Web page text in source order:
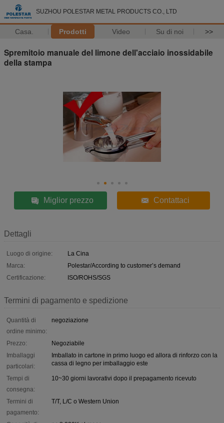
SUZHOU POLESTAR METAL PRODUCTS CO., LTD
Casa. Prodotti Video Su di noi >>
Spremitoio manuale del limone dell'acciaio inossidabile
della stampa
Miglior prezzo Contattaci
Dettagli
Luogo di origine:
La Cina
Marca:
Polestar/According to customer’s demand
Certificazione:
ISO/ROHS/SGS
Termini di pagamento e spedizione
Quantità di
ordine minimo:
negoziazione
Prezzo:
Negoziabile
Imballaggi
particolari:
Imballato in cartone in primo luogo ed allora di rinforzo con la
cassa di legno per imballaggio este
Tempi di
consegna:
10~30 giorni lavorativi dopo il prepagamento ricevuto
Termini di
pagamento:
T/T, L/C o Western Union